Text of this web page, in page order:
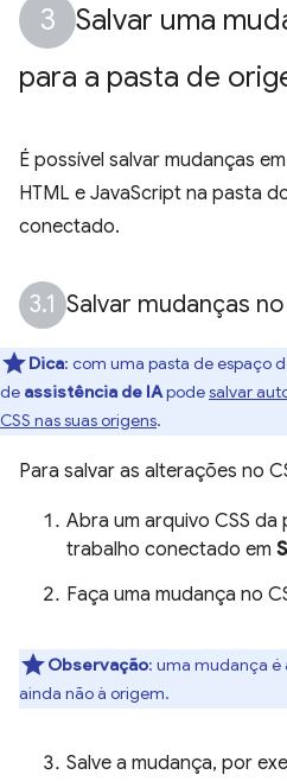
Salvar uma
para a pasta de
É possível salvar mudanças
HTML e JavaScript na pasta
conectado.
Salvar mudanças no
Dica: com uma pasta de espaço
de assistência de IApodesalvar
CSS nas suas origens.
Para salvar as alterações no
Abra um arquivo CSS
trabalho conectado em
Faça uma mudança no
Observação: uma mudança é
ainda não à origem.
Salve a mudança, por